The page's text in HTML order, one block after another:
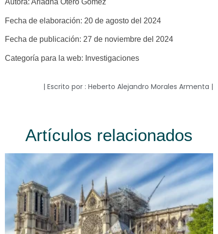
Autora: Ariadna Otero Gómez
Fecha de elaboración: 20 de agosto del 2024
Fecha de publicación: 27 de noviembre del 2024
Categoría para la web: Investigaciones
| Escrito por : Heberto Alejandro Morales Armenta |
Artículos relacionados